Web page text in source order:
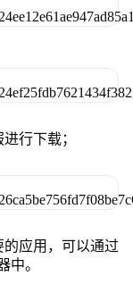
行下载；
应用，可以通过
中。